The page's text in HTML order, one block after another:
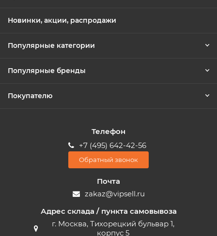
Новинки, акции, распродажи
Популярные категории
Популярные бренды
Покупателю
Телефон
+7 (495) 642-42-56
Обратный звонок
Почта
zakaz@vipsell.ru
Адрес склада / пункта самовывоза
г. Москва, Тихорецкий бульвар 1,
корпус 5